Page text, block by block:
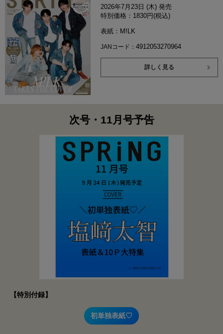
2026年7月23日 (木) 発売
特別価格：1830円(税込)
表紙：M!LK
JANコード： 4912053270964
詳しく見る
次号・11月号予告
【特別付録】
初単独表紙♡